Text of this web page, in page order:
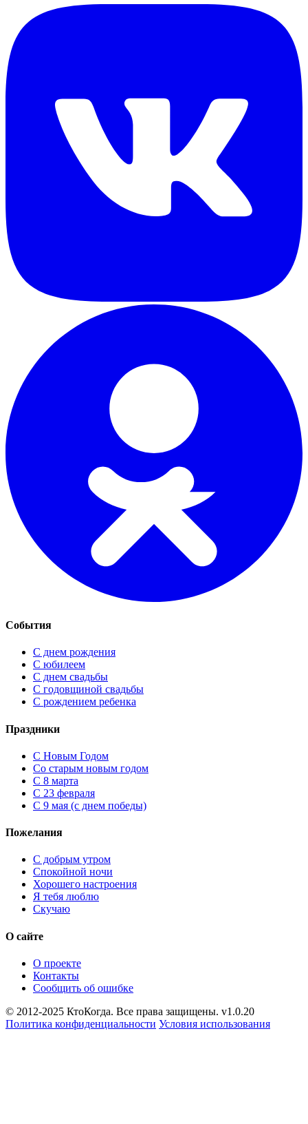
События
С днем рождения
С юбилеем
С днем свадьбы
С годовщиной свадьбы
С рождением ребенка
Праздники
C Новым Годом
Cо старым новым годом
С 8 марта
С 23 февраля
С 9 мая (с днем победы)
Пожелания
С добрым утром
Спокойной ночи
Хорошего настроения
Я тебя люблю
Скучаю
О сайте
О проекте
Контакты
Сообщить об ошибке
© 2012-2025 КтоКогда. Все права защищены. v1.0.20
Политика конфиденциальности Условия использования